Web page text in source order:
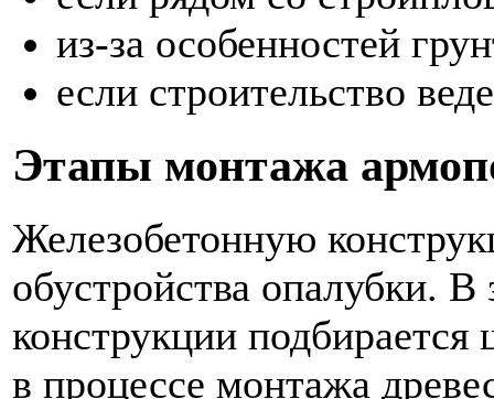
из-за особенностей
если строительство
Этапы монтажа
Железобетонную
обустройства опалубки.
конструкции
в процессе монтажа